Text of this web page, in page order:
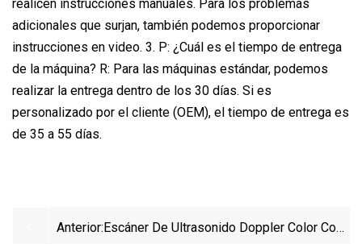
realicen instrucciones manuales. Para los problemas
adicionales que surjan, también podemos proporcionar
instrucciones en video. 3. P: ¿Cuál es el tiempo de entrega
de la máquina? R: Para las máquinas estándar, podemos
realizar la entrega dentro de los 30 días. Si es
personalizado por el cliente (OEM), el tiempo de entrega es
de 35 a 55 días.
Anterior:Escáner De Ultrasonido Doppler Color Con